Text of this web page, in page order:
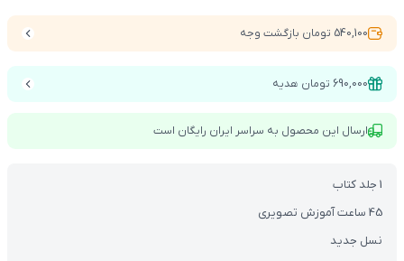
1 جلد کتاب
45 ساعت آموزش تصویری
نسل جدید
540,100 تومان بازگشت وجه
690,000 تومان هدیه
ارسال این محصول به سراسر ایران رایگان است